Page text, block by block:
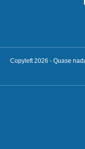
Copyleft 2026 - Quase